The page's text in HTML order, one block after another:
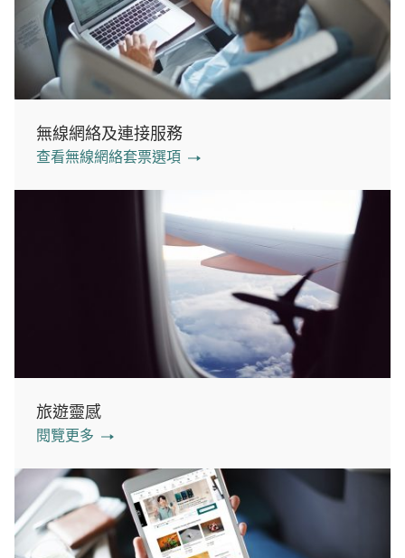
無線網絡及連接服務
查看無線網絡套票選項
旅遊靈感
閱覽更多